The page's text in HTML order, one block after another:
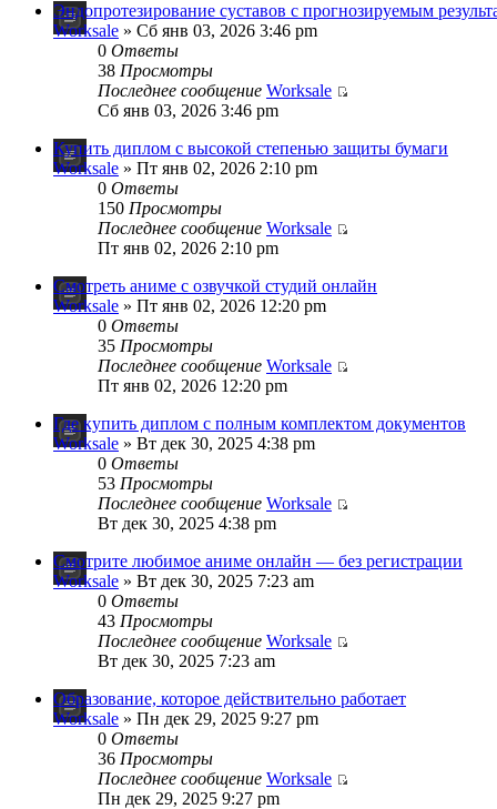
Эндопротезирование суставов с прогнозируемым
Worksale » Сб янв 03, 2026 3:46 pm
0 Ответы
38 Просмотры
Последнее сообщение Worksale
Сб янв 03, 2026 3:46 pm
Купить диплом с высокой степенью защиты бумаги
Worksale » Пт янв 02, 2026 2:10 pm
0 Ответы
150 Просмотры
Последнее сообщение Worksale
Пт янв 02, 2026 2:10 pm
Смотреть аниме с озвучкой студий онлайн
Worksale » Пт янв 02, 2026 12:20 pm
0 Ответы
35 Просмотры
Последнее сообщение Worksale
Пт янв 02, 2026 12:20 pm
Где купить диплом с полным комплектом документов
Worksale » Вт дек 30, 2025 4:38 pm
0 Ответы
53 Просмотры
Последнее сообщение Worksale
Вт дек 30, 2025 4:38 pm
Смотрите любимое аниме онлайн — без регистрации
Worksale » Вт дек 30, 2025 7:23 am
0 Ответы
43 Просмотры
Последнее сообщение Worksale
Вт дек 30, 2025 7:23 am
Образование, которое действительно работает
Worksale » Пн дек 29, 2025 9:27 pm
0 Ответы
36 Просмотры
Последнее сообщение Worksale
Пн дек 29, 2025 9:27 pm